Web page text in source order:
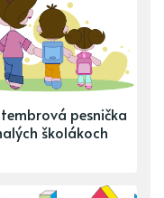
pesnička
školákoch